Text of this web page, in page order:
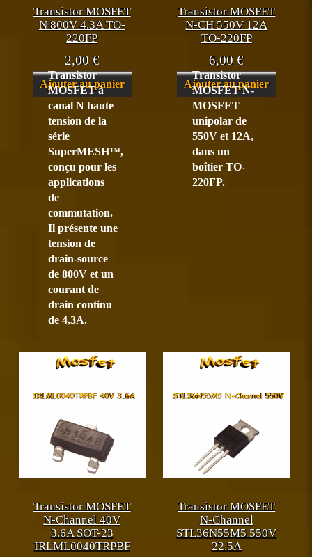
Transistor MOSFET
N 800V 4.3A TO-
220FP
2,00€
Ajouter au panier
Transistor
MOSFET à
canal N haute
tension de la
série
SuperMESH™,
conçu pour les
applications
de
commutation.
Il présente une
tension de
drain-source
de 800V et un
courant de
drain continu
de 4,3A.
Transistor MOSFET
N-CH 550V 12A
TO-220FP
6,00€
Ajouter au panier
Transistor
MOSFET N-
MOSFET
unipolar de
550V et 12A,
dans un
boîtier TO-
220FP.
Transistor MOSFET
N-Channel 40V
3.6A SOT-23
IRLML0040TRPBF
Transistor MOSFET
N-Channel
STL36N55M5 550V
22.5A